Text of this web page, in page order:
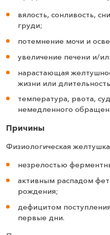
вялость, сонливость,
груди;
потемнение мочи и
увеличение печени и/
нарастающая
жизни или
температура, рвота,
немедленного
Причины
Физиологическая
незрелостью
активным распадом
рождения;
дефицитом
первые дни.